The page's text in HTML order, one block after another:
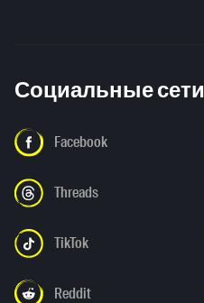
Социальные сети
Facebook
Threads
TikTok
Reddit